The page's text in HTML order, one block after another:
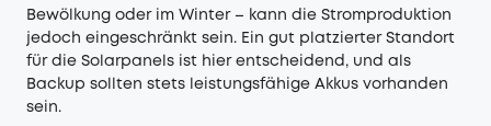
Bewölkung oder im Winter – kann die Stromproduktion
jedoch eingeschränkt sein. Ein gut platzierter Standort
für die Solarpanels ist hier entscheidend, und als
Backup sollten stets leistungsfähige Akkus vorhanden
sein.